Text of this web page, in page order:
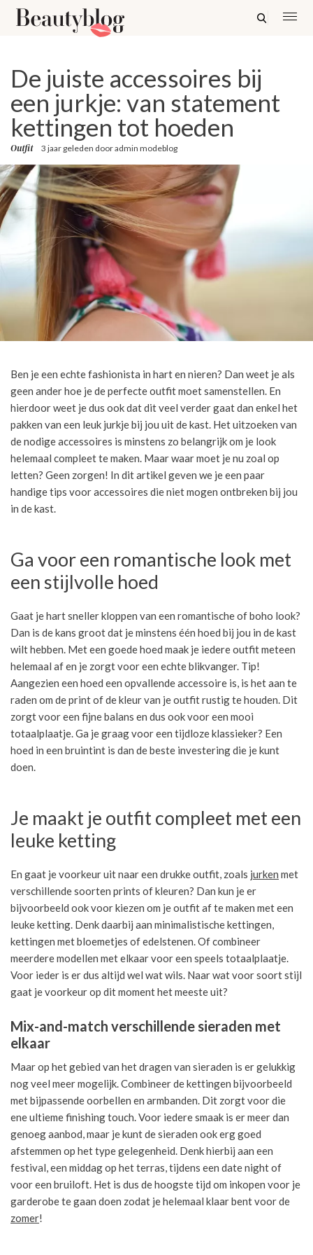
De juiste accessoires bij
een jurkje: van statement
kettingen tot hoeden
Outfit 3 jaar geleden dooradmin modeblog
Ben je een echte fashionista in hart en nieren? Dan weet je als
geen ander hoe je de perfecte outfit moet samenstellen. En
hierdoor weet je dus ook dat dit veel verder gaat dan enkel het
pakken van een leuk jurkje bij jou uit de kast. Het uitzoeken van
de nodige accessoires is minstens zo belangrijk om je look
helemaal compleet te maken. Maar waar moet je nu zoal op
letten? Geen zorgen! In dit artikel geven we je een paar
handige tips voor accessoires die niet mogen ontbreken bij jou
in de kast.
Ga voor een romantische look met
een stijlvolle hoed
Gaat je hart sneller kloppen van een romantische of boho look?
Dan is de kans groot dat je minstens één hoed bij jou in de kast
wilt hebben. Met een goede hoed maak je iedere outfit meteen
helemaal af en je zorgt voor een echte blikvanger. Tip!
Aangezien een hoed een opvallende accessoire is, is het aan te
raden om de print of de kleur van je outfit rustig te houden. Dit
zorgt voor een fijne balans en dus ook voor een mooi
totaalplaatje. Ga je graag voor een tijdloze klassieker? Een
hoed in een bruintint is dan de beste investering die je kunt
doen.
Je maakt je outfit compleet met een
leuke ketting
En gaat je voorkeur uit naar een drukke outfit, zoals jurken met
verschillende soorten prints of kleuren? Dan kun je er
bijvoorbeeld ook voor kiezen om je outfit af te maken met een
leuke ketting. Denk daarbij aan minimalistische kettingen,
kettingen met bloemetjes of edelstenen. Of combineer
meerdere modellen met elkaar voor een speels totaalplaatje.
Voor ieder is er dus altijd wel wat wils. Naar wat voor soort stijl
gaat je voorkeur op dit moment het meeste uit?
Mix-and-match verschillende sieraden met
elkaar
Maar op het gebied van het dragen van sieraden is er gelukkig
nog veel meer mogelijk. Combineer de kettingen bijvoorbeeld
met bijpassende oorbellen en armbanden. Dit zorgt voor die
ene ultieme finishing touch. Voor iedere smaak is er meer dan
genoeg aanbod, maar je kunt de sieraden ook erg goed
afstemmen op het type gelegenheid. Denk hierbij aan een
festival, een middag op het terras, tijdens een date night of
voor een bruiloft. Het is dus de hoogste tijd om inkopen voor je
garderobe te gaan doen zodat je helemaal klaar bent voor de
zomer!